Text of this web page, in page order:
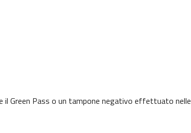
il Green Pass o un tampone negativo effettuato nelle